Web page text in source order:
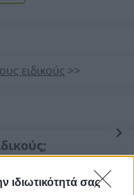
ιδιωτικότητά σας
ειδικούς >>
διενέργεια)